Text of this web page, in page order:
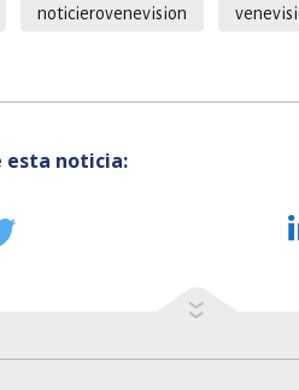
noticierovenevision
esta noticia: